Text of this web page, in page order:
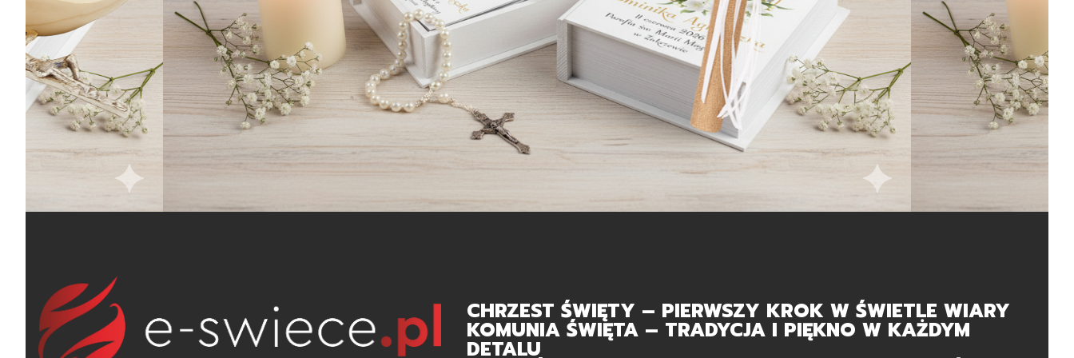
CHRZEST ŚWIĘTY – PIERWSZY KROK W ŚWIETLE WIARY
KOMUNIA ŚWIĘTA – TRADYCJA I PIĘKNO W KAŻDYM
DETALU